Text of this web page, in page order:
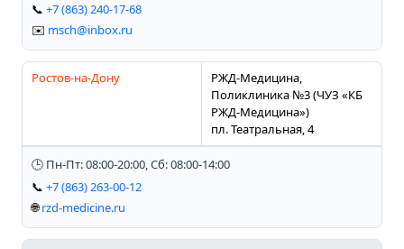
📞 +7 (863) 240-17-68
✉️ msch@inbox.ru
Ростов-на-Дону
РЖД-Медицина,
Поликлиника №3 (ЧУЗ «КБ
РЖД-Медицина»)
пл. Театральная, 4
🕒 Пн-Пт: 08:00-20:00, Сб: 08:00-14:00
📞 +7 (863) 263-00-12
🌐rzd-medicine.ru